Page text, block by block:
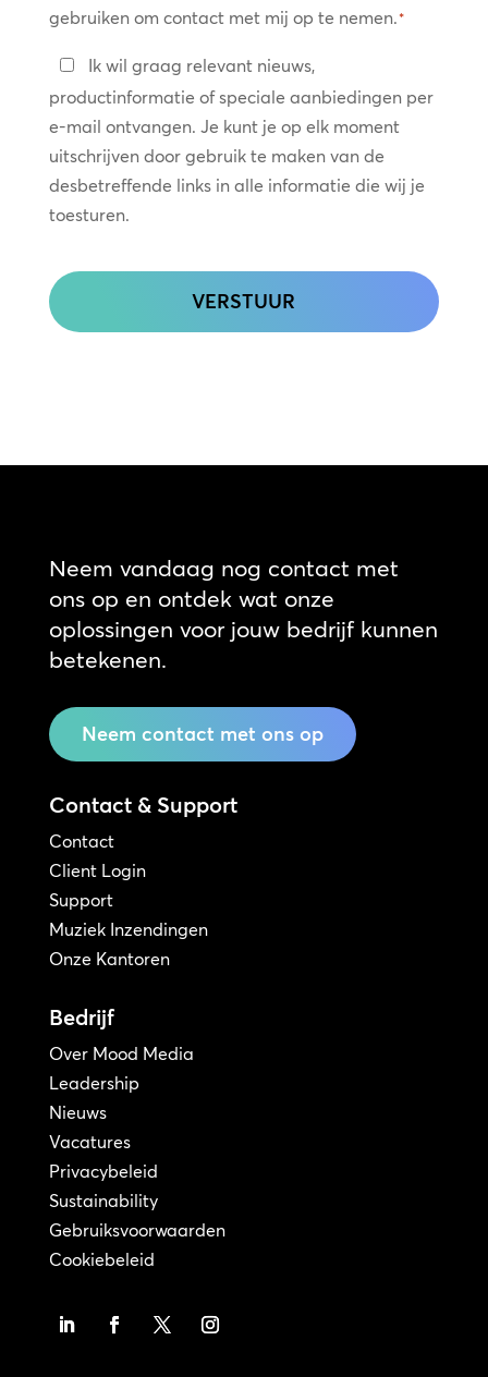
gebruiken om contact met mij op te nemen.*
Blijf
in
contact
Ik wil graag relevant nieuws,
productinformatie of speciale aanbiedingen per
e-mail ontvangen. Je kunt je op elk moment
uitschrijven door gebruik te maken van de
desbetreffende links in alle informatie die wij je
toesturen.
Neem vandaag nog contact met
ons op en ontdek wat onze
oplossingen voor jouw bedrijf kunnen
betekenen.
Neem contact met ons op
Contact & Support
Contact
Client Login
Support
Muziek Inzendingen
Onze Kantoren
Bedrijf
Over Mood Media
Leadership
Nieuws
Vacatures
Privacybeleid
Sustainability
Gebruiksvoorwaarden
Cookiebeleid